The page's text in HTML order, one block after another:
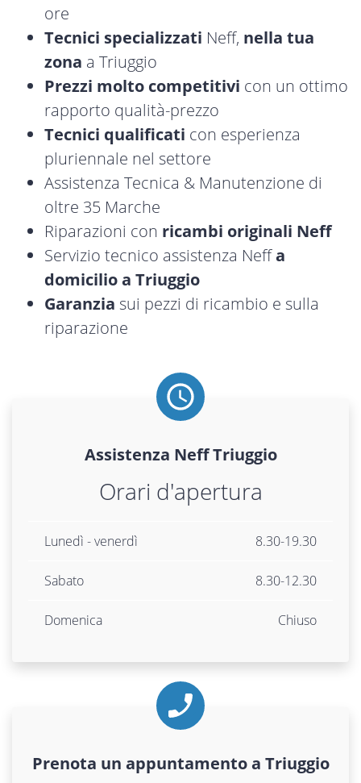
ore
Tecnici specializzati Neff, nella tua
zona a Triuggio
Prezzi molto competitivi con un ottimo
rapporto qualità-prezzo
Tecnici qualificati con esperienza
pluriennale nel settore
Assistenza Tecnica & Manutenzione di
oltre 35 Marche
Riparazioni con ricambi originali Neff
Servizio tecnico assistenza Neffa
domicilio a Triuggio
Garanzia sui pezzi di ricambio e sulla
riparazione
Assistenza NeffTriuggio
Orari d'apertura
Lunedì - venerdì 8.30-19.30
Sabato 8.30-12.30
Domenica Chiuso
Prenota un appuntamento a Triuggio